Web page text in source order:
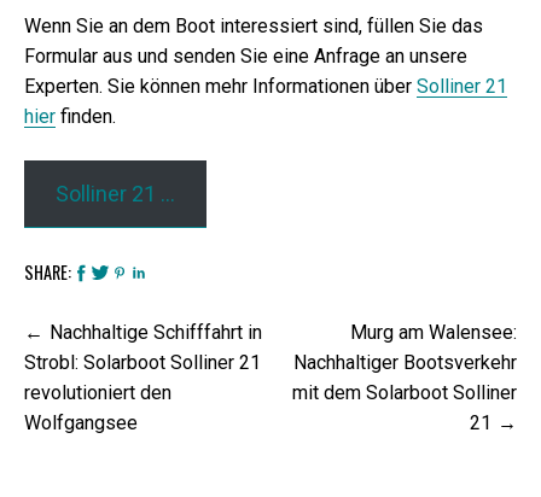
Wenn Sie an dem Boot interessiert sind, füllen Sie das
Formular aus und senden Sie eine Anfrage an unsere
Experten. Sie können mehr Informationen über Solliner 21
hier finden.
Solliner 21 …
SHARE:
Beitrags-
Navigation
Nachhaltige Schifffahrt in
Strobl: Solarboot Solliner 21
revolutioniert den
Wolfgangsee
Murg am Walensee:
Nachhaltiger Bootsverkehr
mit dem Solarboot Solliner
21